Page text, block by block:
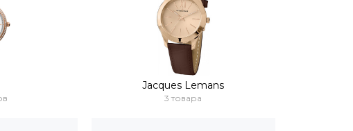
Jacques Lemans
3 товара